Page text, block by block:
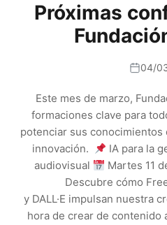
Próximas
04/
Este mes de marzo,
formaciones clave para
potenciar sus
innovación.
IA para la
audiovisual
Martes 11
Descubre cómo
y DALL·E impulsan nuestra
hora de crear de contenido